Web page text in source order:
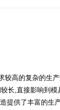
高的复杂的生
长,直接影响到
提供了丰富的生